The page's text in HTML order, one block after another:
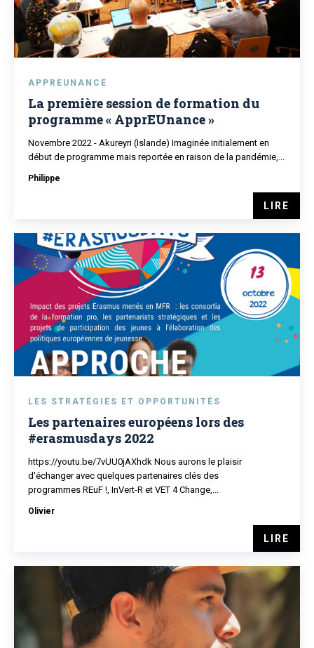
APPREUNANCE
La première session de formation du
programme « ApprEUnance »
Novembre 2022 - Akureyri (Islande) Imaginée initialement en
début de programme mais reportée en raison de la pandémie,...
Philippe
LIRE
LES STRATÉGIES ET OPPORTUNITÉS
Les partenaires européens lors des
#erasmusdays 2022
https://youtu.be/7vUU0jAXhdk Nous aurons le plaisir
d'échanger avec quelques partenaires clés des
programmes REuF !, InVert-R et VET 4 Change,...
Olivier
LIRE